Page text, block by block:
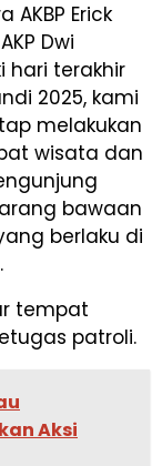
Erick
Dwi
hari terakhir
2025, kami
melakukan
wisata dan
bawaan
berlaku di
tempat
patroli.
Aksi